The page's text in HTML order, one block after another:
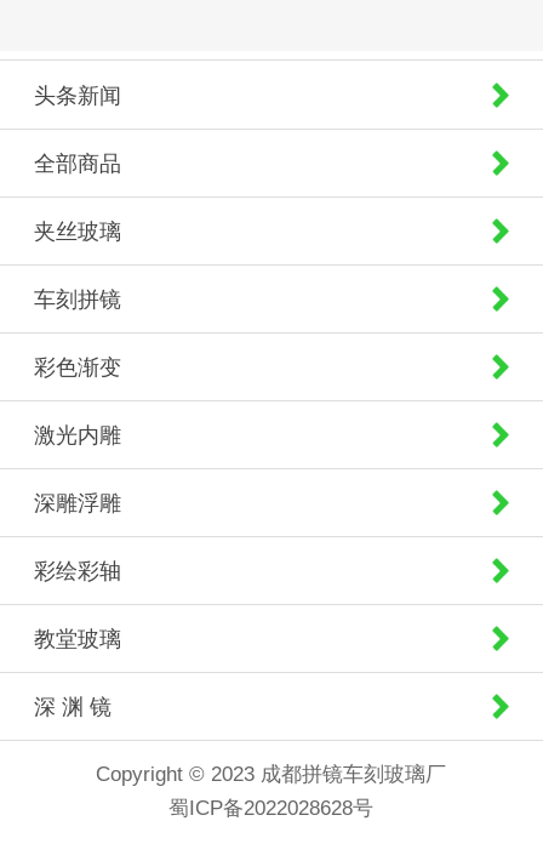
头条新闻
全部商品
夹丝玻璃
车刻拼镜
彩色渐变
激光内雕
深雕浮雕
彩绘彩轴
教堂玻璃
深 渊 镜
Copyright © 2023 成都拼镜车刻玻璃厂
蜀ICP备2022028628号